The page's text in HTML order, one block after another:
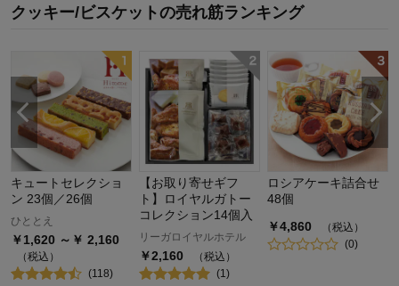
クッキー/ビスケットの売れ筋ランキング
キュートセレクショ
ン 23個／26個
ひととえ
￥1,620 ～￥ 2,160
（税込）
(118)
【お取り寄せギフ
ト】ロイヤルガトー
コレクション14個入
リーガロイヤルホテル
￥2,160
（税込）
(1 )
ロシアケーキ詰合せ
48個
￥4,860
（税込）
(0)